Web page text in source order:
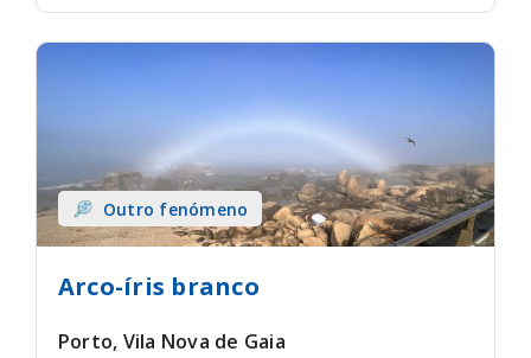
Outro fenómeno
Arco-íris branco
Porto, Vila Nova de Gaia